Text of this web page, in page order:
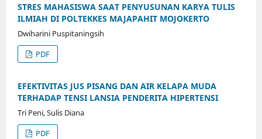
STRES MAHASISWA SAAT PENYUSUNAN KARYA TULIS
ILMIAH DI POLTEKKES MAJAPAHIT MOJOKERTO
Dwiharini Puspitaningsih
PDF
EFEKTIVITAS JUS PISANG DAN AIR KELAPA MUDA
TERHADAP TENSI LANSIA PENDERITA HIPERTENSI
Tri Peni, Sulis Diana
PDF